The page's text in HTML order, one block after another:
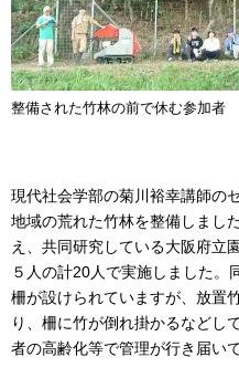
整備された竹林の前で休む参加者
現代社会学部の菊川裕幸講師の
地域の荒れた竹林を整備しまし
え、共同研究している大阪府立
５人の計20人で実施しました。
柵が設けられていますが、放置
り、柵に竹が倒れ掛かるなどし
者の高齢化等で管理が行き届い